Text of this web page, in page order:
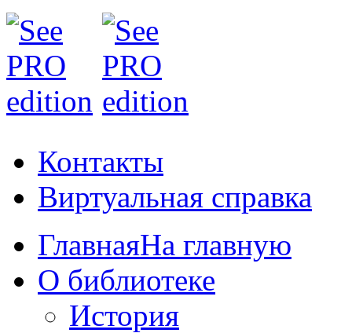
Контакты
Виртуальная справка
ГлавнаяНа главную
О библиотеке
История